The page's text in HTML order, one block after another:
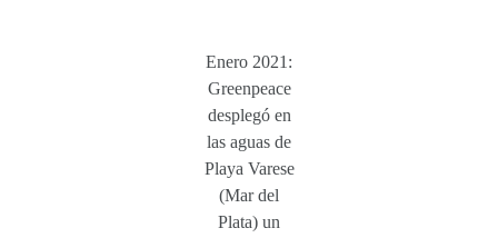
Enero 2021:
Greenpeace
desplegó en
las aguas de
Playa Varese
(Mar del
Plata) un